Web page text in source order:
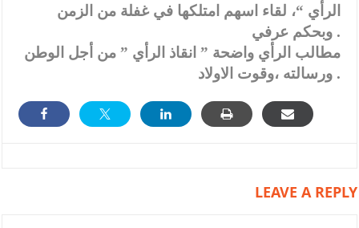
الرأي “، لقاء اسهم امتلكها في غفلة من الزمن
وبحكم عرفي .
مطالب الرأي واضحة ” انقاذ الرأي ” من أجل الوطن
ورسالته ،وقوت الاولاد .
LEAVE A REPLY